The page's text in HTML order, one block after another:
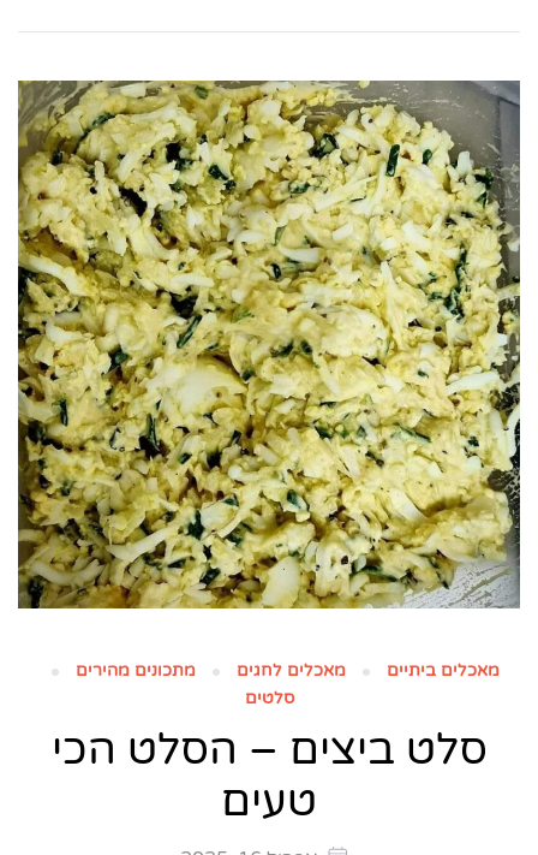
מאכלים ביתיים מאכלים לחגים
מתכונים מהירים
סלטים
סלט ביצים – הסלט הכי
טעים